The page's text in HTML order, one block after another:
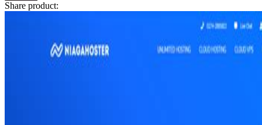
Tommee Tippee
Trunki
Share product: